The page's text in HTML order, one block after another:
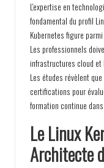
L'expertise en
fondamental du profil
Kubernetes figure
Les professionnels
infrastructures cloud
Les études révèlent
certifications pour
formation continue
Le Linux
Architecte